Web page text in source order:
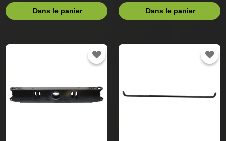
Dans le panier Dans le panier